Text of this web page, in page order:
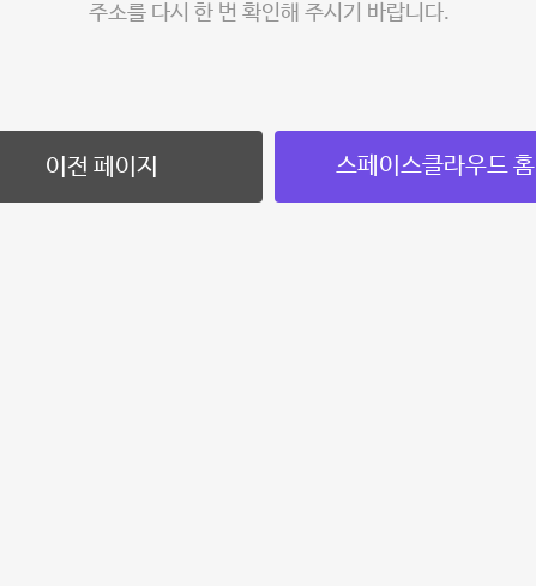
주소를 다시 한 번 확인해 주시기 바랍니다.
이전 페이지 스페이스클라우드 홈